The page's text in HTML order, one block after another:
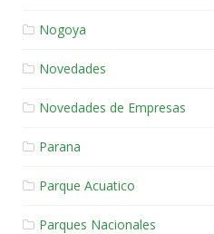
Nogoya
Novedades
Novedades de Empresas
Parana
Parque Acuatico
Parques Nacionales